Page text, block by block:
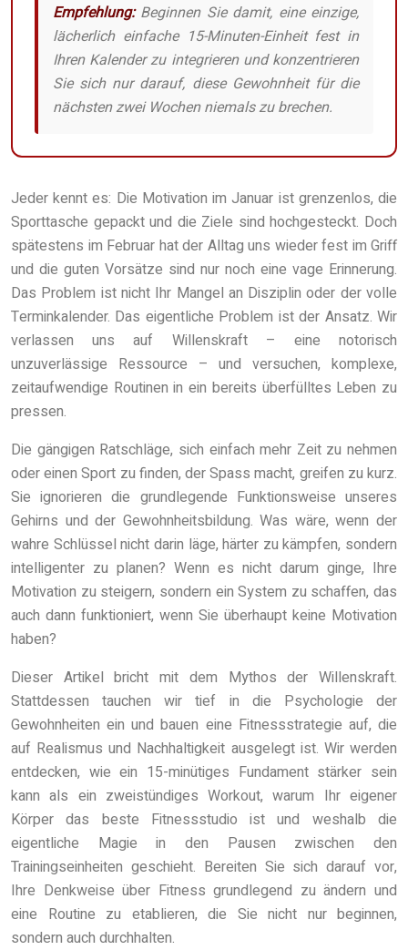
Empfehlung:Beginnen Sie damit, eine einzige,
lächerlich einfache 15-Minuten-Einheit fest in
Ihren Kalender zu integrieren und konzentrieren
Sie sich nur darauf, diese Gewohnheit für die
nächsten zwei Wochen niemals zu brechen.
Jeder kennt es: Die Motivation im Januar ist grenzenlos, die
Sporttasche gepackt und die Ziele sind hochgesteckt. Doch
spätestens im Februar hat der Alltag uns wieder fest im Griff
und die guten Vorsätze sind nur noch eine vage Erinnerung.
Das Problem ist nicht Ihr Mangel an Disziplin oder der volle
Terminkalender. Das eigentliche Problem ist der Ansatz. Wir
verlassen uns auf Willenskraft – eine notorisch
unzuverlässige Ressource – und versuchen, komplexe,
zeitaufwendige Routinen in ein bereits überfülltes Leben zu
pressen.
Die gängigen Ratschläge, sich einfach mehr Zeit zu nehmen
oder einen Sport zu finden, der Spass macht, greifen zu kurz.
Sie ignorieren die grundlegende Funktionsweise unseres
Gehirns und der Gewohnheitsbildung. Was wäre, wenn der
wahre Schlüssel nicht darin läge, härter zu kämpfen, sondern
intelligenter zu planen? Wenn es nicht darum ginge, Ihre
Motivation zu steigern, sondern ein System zu schaffen, das
auch dann funktioniert, wenn Sie überhaupt keine Motivation
haben?
Dieser Artikel bricht mit dem Mythos der Willenskraft.
Stattdessen tauchen wir tief in die Psychologie der
Gewohnheiten ein und bauen eine Fitnessstrategie auf, die
auf Realismus und Nachhaltigkeit ausgelegt ist. Wir werden
entdecken, wie ein 15-minütiges Fundament stärker sein
kann als ein zweistündiges Workout, warum Ihr eigener
Körper das beste Fitnessstudio ist und weshalb die
eigentliche Magie in den Pausen zwischen den
Trainingseinheiten geschieht. Bereiten Sie sich darauf vor,
Ihre Denkweise über Fitness grundlegend zu ändern und
eine Routine zu etablieren, die Sie nicht nur beginnen,
sondern auch durchhalten.